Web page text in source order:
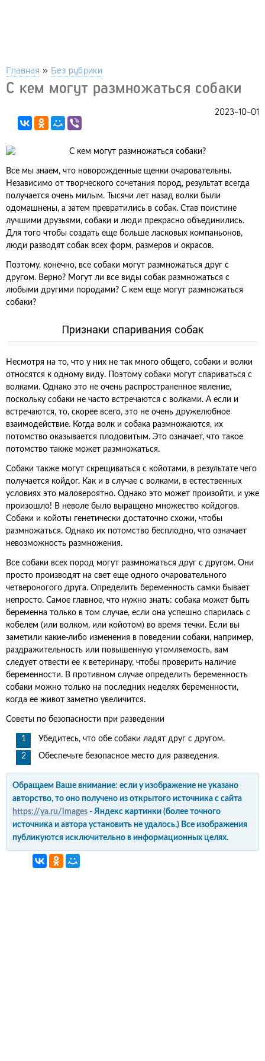
Главная » Без рубрики
С кем могут размножаться собаки
2023-10-01
Все мы знаем, что новорожденные щенки очаровательны.
Независимо от творческого сочетания пород, результат всегда
получается очень милым. Тысячи лет назад волки были
одомашнены, а затем превратились в собак. Став поистине
лучшими друзьями, собаки и люди прекрасно объединились.
Для того чтобы создать еще больше ласковых компаньонов,
люди разводят собак всех форм, размеров и окрасов.
Поэтому, конечно, все собаки могут размножаться друг с
другом. Верно? Могут ли все виды собак размножаться с
любыми другими породами? С кем еще могут размножаться
собаки?
Признаки спаривания собак
Несмотря на то, что у них не так много общего, собаки и волки
относятся к одному виду. Поэтому собаки могут спариваться с
волками. Однако это не очень распространенное явление,
поскольку собаки не часто встречаются с волками. А если и
встречаются, то, скорее всего, это не очень дружелюбное
взаимодействие. Когда волк и собака размножаются, их
потомство оказывается плодовитым. Это означает, что такое
потомство также может размножаться.
Собаки также могут скрещиваться с койотами, в результате чего
получается койдог. Как и в случае с волками, в естественных
условиях это маловероятно. Однако это может произойти, и уже
произошло! В неволе было выращено множество койдогов.
Собаки и койоты генетически достаточно схожи, чтобы
размножаться. Однако их потомство бесплодно, что означает
невозможность размножения.
Все собаки всех пород могут размножаться друг с другом. Они
просто производят на свет еще одного очаровательного
четвероногого друга. Определить беременность самки бывает
непросто. Самое главное, что нужно знать: собака может быть
беременна только в том случае, если она успешно спарилась с
кобелем (или волком, или койотом) во время течки. Если вы
заметили какие-либо изменения в поведении собаки, например,
раздражительность или повышенную утомляемость, вам
следует отвести ее к ветеринару, чтобы проверить наличие
беременности. В противном случае определить беременность
собаки можно только на последних неделях беременности,
когда ее живот заметно увеличится.
Советы по безопасности при разведении
Убедитесь, что обе собаки ладят друг с другом.
Обеспечьте безопасное место для разведения.
Обращаем Ваше внимание: если у изображение не указано
авторство, то оно получено из открытого источника с сайта
https://ya.ru/images - Яндекс картинки (более точного
источника и автора установить не удалось.) Все изображения
публикуются исключительно в информационных целях.